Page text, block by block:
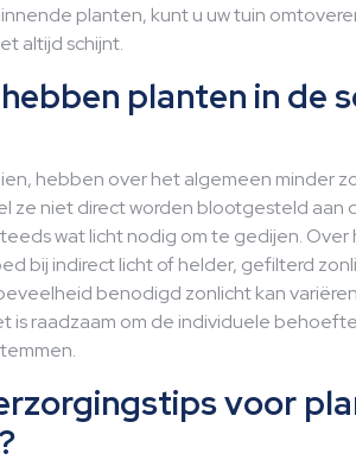
planten, kunt u uw tuin
altijd schijnt.
planten in de
hebben over het algemeen minder
ze niet direct worden blootgesteld aan
wat licht nodig om te gedijen.
bij indirect licht of helder, gefilterd
benodigd zonlicht kan
is raadzaam om de individuele
voor